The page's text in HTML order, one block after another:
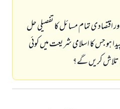
اقتصادی تمام مسائل کا تفصیلی حل
ہو جس کا اسلامی شریعت میں کوئی
تلاش کریں گے؟